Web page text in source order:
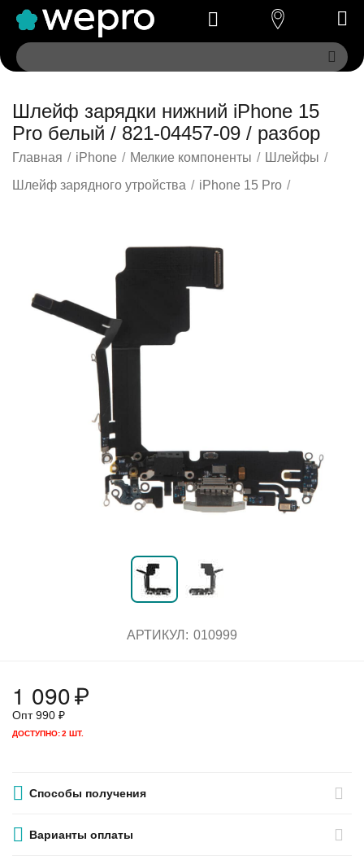
Шлейф зарядки нижний iPhone 15
Pro белый / 821-04457-09 / разбор
Главная / iPhone / Мелкие компоненты / Шлейфы /
Шлейф зарядного утройства / iPhone 15 Pro /
АРТИКУЛ: 010999
1 090₽
Опт990 ₽
ДОСТУПНО:2 ШТ.
Способы получения
Варианты оплаты